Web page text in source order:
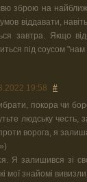
зброю на
віддавати,
завтра. Якщо
під соусом "нам
19:58 #
покора чи
людську честь,
ворога, я
Я залишився зі
мої знайомі